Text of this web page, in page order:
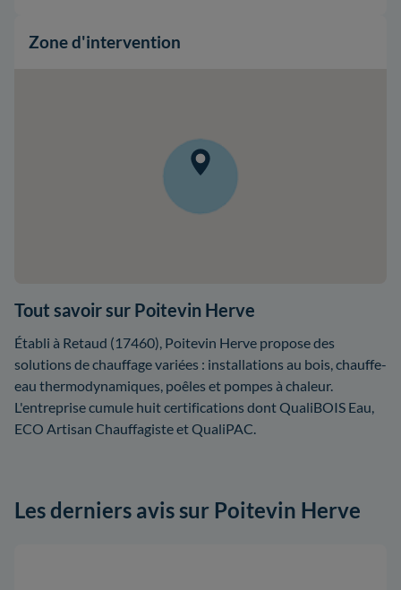
Zone d'intervention
Tout savoir sur Poitevin Herve
Établi à Retaud (17460), Poitevin Herve propose des
solutions de chauffage variées : installations au bois, chauffe-
eau thermodynamiques, poêles et pompes à chaleur.
L'entreprise cumule huit certifications dont QualiBOIS Eau,
ECO Artisan Chauffagiste et QualiPAC.
Les derniers avis sur Poitevin Herve